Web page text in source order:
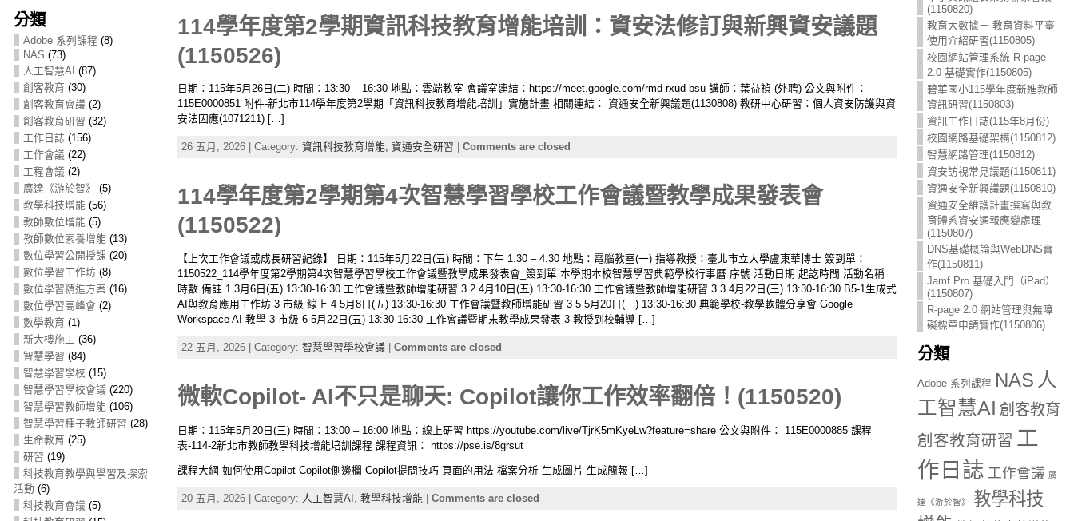
分類
Adobe 系列課程 (8)
NAS (73)
人工智慧AI (87)
創客教育 (30)
創客教育會議 (2)
創客教育研習 (32)
工作日誌 (156)
工作會議 (22)
工程會議 (2)
廣達《游於智》
(5)
教學科技增能(56)
教師數位增能(5)
教師數位素養增能(13)
數位學習公開授課 (20)
數位學習工作坊(8)
數位學習精進方案 (16)
數位學習高峰會 (2)
數學教育 (1)
新大樓施工 (36)
智慧學習 (84)
智慧學習學校 (15)
智慧學習學校會議 (220)
智慧學習教師增能(106)
智慧學習種子教師研習 (28)
生命教育 (25)
研習 (19)
科技教育教學與學習及探索
活動 (6)
科技教育會議 (5)
114學年度第2學期資訊科技教育增能培訓：資安法修訂與新興資安議題
(1150526)
日期：115年5月26日(二) 時間：13:30 – 16:30 地點：雲端教室 會議室連結：https://meet.google.com/rmd-rxud-bsu 講師：葉益禎 (外聘) 公文與附件：
115E0000851 附件-新北市114學年度第2學期「資訊科技教育增能培訓」實施計畫 相關連結： 資通安全新興議題(1130808) 教研中心研習：個人資安防護與資
安法因應(1071211) […]
26 五月, 2026 | Category: 資訊科技教育增能, 資通安全研習 Comments are closed
114學年度第2學期第4次智慧學習學校工作會議暨教學成果發表會
(1150522)
【上次工作會議或成長研習紀錄】 日期：115年5月22日(五) 時間：下午 1:30 – 4:30 地點：電腦教室(一) 指導教授：臺北市立大學盧東華博士 簽到單：
1150522_114學年度第2學期第4次智慧學習學校工作會議暨教學成果發表會_簽到單 本學期本校智慧學習典範學校行事曆 序號 活動日期 起訖時間 活動名稱
時數 備註 1 3月6日(五) 13:30-16:30 工作會議暨教師增能研習 3 2 4月10日(五) 13:30-16:30 工作會議暨教師增能研習 3 3 4月22日(三) 13:30-16:30 B5-1生成式
AI與教育應用工作坊 3 市級 線上 4 5月8日(五) 13:30-16:30 工作會議暨教師增能研習 3 5 5月20日(三) 13:30-16:30 典範學校-教學軟體分享會 Google
Workspace AI 教學 3 市級 6 5月22日(五) 13:30-16:30 工作會議暨期末教學成果發表 3 教授到校輔導 […]
22 五月, 2026 | Category: 智慧學習學校會議| Comments are closed
微軟Copilot- AI不只是聊天: Copilot讓你工作效率翻倍！(1150520)
日期：115年5月20日(三) 時間：13:00 – 16:00 地點：線上研習 https://youtube.com/live/TjrK5mKyeLw?feature=share 公文與附件： 115E0000885 課程
表-114-2新北市教師教學科技增能培訓課程 課程資訊： https://pse.is/8grsut
課程大綱 如何使用Copilot Copilot側邊欄 Copilot提問技巧 頁面的用法 檔案分析 生成圖片 生成簡報 […]
20 五月, 2026 | Category: 人工智慧AI, 教學科技增能| Comments are closed
(1150820)
教育大數據－ 教育資料平臺
使用介紹研習(1150805)
校園網站管理系統 R-page
2.0 基礎實作(1150805)
碧華國小115學年度新進教師
資訊研習(1150803)
資訊工作日誌(115年8月份)
校園網路基礎架構(1150812)
智慧網路管理(1150812)
資安訪視常見議題(1150811)
資通安全新興議題(1150810)
資通安全維護計畫撰寫與教
育體系資安通報應變處理
(1150807)
DNS基礎概論與WebDNS實
作(1150811)
Jamf Pro 基礎入門（iPad）
(1150807)
R-page 2.0 網站管理與無障
礙標章申請實作(1150806)
分類
Adobe 系列課程 NAS 人
工智慧AI 創客教育
創客教育研習 工
作日誌 工作會議 廣
達《游於智》
教學科技